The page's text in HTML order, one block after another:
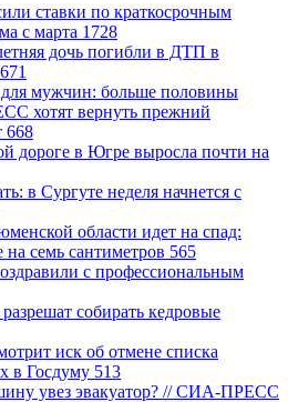
ставки по краткосрочным
с марта 1728
дочь погибли в ДТП в
671
мужчин: больше половины
хотят вернуть прежний
668
дороге в Югре выросла почти на
в Сургуте неделя начнется с
области идет на спад:
на семь сантиметров 565
с профессиональным
собирать кедровые
иск об отмене списка
в Госдуму 513
увез эвакуатор? // СИА-ПРЕСС